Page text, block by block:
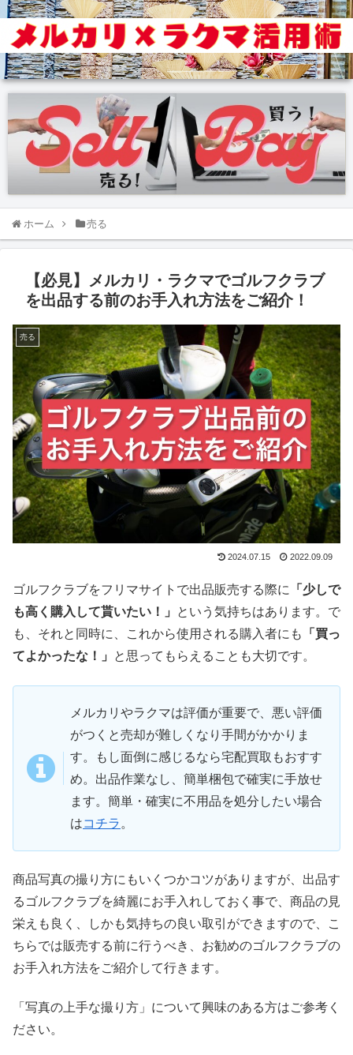
ホーム 売る
【必見】メルカリ・ラクマでゴルフクラブ
を出品する前のお手入れ方法をご紹介！
売る
2024.07.15 2022.09.09
ゴルフクラブをフリマサイトで出品販売する際に
「少しで
も高く購入して貰いたい！」
という気持ちはあります。で
も、それと同時に、これから使用される購入者にも
「買っ
てよかったな！」
と思ってもらえることも大切です。
メルカリやラクマは評価が重要で、悪い評価
がつくと売却が難しくなり手間がかかりま
す。もし面倒に感じるなら宅配買取もおすす
め。出品作業なし、簡単梱包で確実に手放せ
ます。簡単・確実に不用品を処分したい場合
はコチラ 。
商品写真の撮り方にもいくつかコツがありますが、出品す
るゴルフクラブを綺麗にお手入れしておく事で、商品の見
栄えも良く、しかも気持ちの良い取引ができますので、こ
ちらでは販売する前に行うべき、お勧めのゴルフクラブの
お手入れ方法をご紹介して行きます。
「写真の上手な撮り方」について興味のある方はご参考く
ださい。